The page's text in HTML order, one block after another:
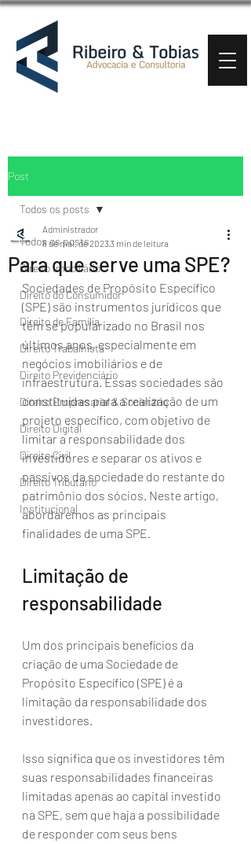
Post
Todos os posts
Direito Imobiliário
Direito do Consumidor
Direito de Família
Direito Trabalhista
Direito Previdenciário
Direito Empresarial & Societário
Direito Digital
Direito Civil
Direito Tributário
Institucional
Todos os posts
Para que serve uma SPE?
Administrador
8 de mai. de 20233 min de leitura
Sociedades de Propósito Específico
(SPE) são instrumentos jurídicos que
têm se popularizado no Brasil nos
últimos anos, especialmente em
negócios imobiliários e de
infraestrutura. Essas sociedades são
constituídas para a realização de um
projeto específico, com objetivo de
limitar a responsabilidade dos
investidores e separar os ativos e
passivos da sociedade do restante do
patrimônio dos sócios. Neste artigo,
abordaremos as principais
finalidades de uma SPE.
Limitação de
responsabilidade
Um dos principais benefícios da
criação de uma Sociedade de
Propósito Específico (SPE) é a
limitação da responsabilidade dos
investidores.
Isso significa que os investidores têm
suas responsabilidades financeiras
limitadas apenas ao capital investido
na SPE, sem que haja a possibilidade
de responder com seus bens